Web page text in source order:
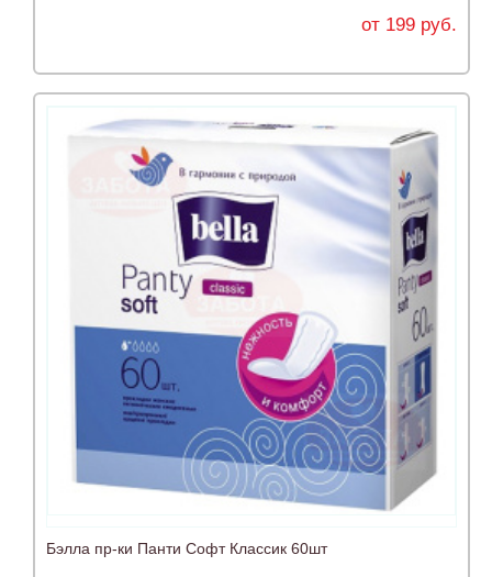
от 199 руб.
Бэлла пр-ки Панти Софт Классик 60шт